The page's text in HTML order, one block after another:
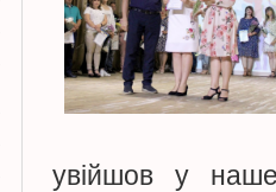
увійшов у